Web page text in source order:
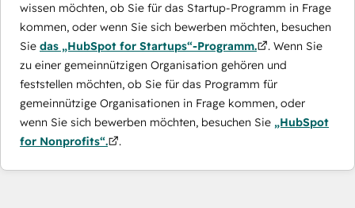
wissen möchten, ob Sie für das Startup-Programm in Frage
kommen, oder wenn Sie sich bewerben möchten, besuchen
Sie das „HubSpot for Startups“-Programm.
. Wenn Sie
zu einer gemeinnützigen Organisation gehören und
feststellen möchten, ob Sie für das Programm für
gemeinnützige Organisationen in Frage kommen, oder
wenn Sie sich bewerben möchten, besuchen Sie „HubSpot
for Nonprofits“.
.